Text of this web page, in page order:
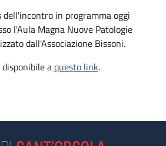
in programma oggi
l'Aula Magna Nuove Patologie
dall'Associazione Bissoni.
aquesto link.